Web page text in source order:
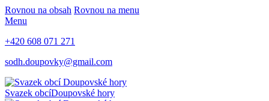
Rovnou na obsah Rovnou na menu
Menu
+420 608 071 271
sodh.doupovky@gmail.com
Svazek obcíDoupovské hory